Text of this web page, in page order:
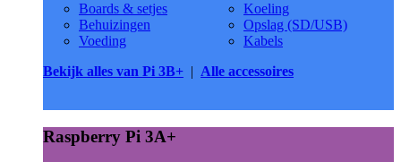
Boards & setjes
Behuizingen
Voeding
Koeling
Opslag (SD/USB)
Kabels
Bekijk alles van Pi 3B+ | Alle accessoires
Raspberry Pi 3A+